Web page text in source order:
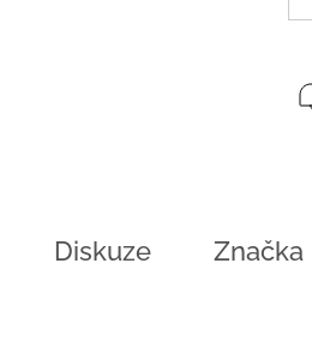
Diskuze Značka